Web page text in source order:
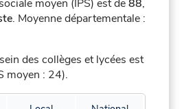
moyen (IPS) est de88,
. Moyenne départementale :
des collèges et lycées est
moyen : 24).